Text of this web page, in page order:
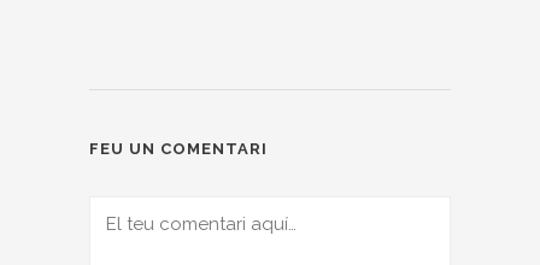
FEU UN COMENTARI